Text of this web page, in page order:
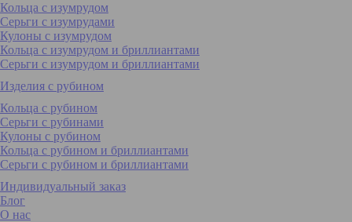
Кольца с изумрудом
Серьги с изумрудами
Кулоны с изумрудом
Кольца с изумрудом и бриллиантами
Серьги с изумрудом и бриллиантами
Изделия с рубином
Кольца с рубином
Серьги с рубинами
Кулоны с рубином
Кольца с рубином и бриллиантами
Серьги с рубином и бриллиантами
Индивидуальный заказ
Блог
О нас